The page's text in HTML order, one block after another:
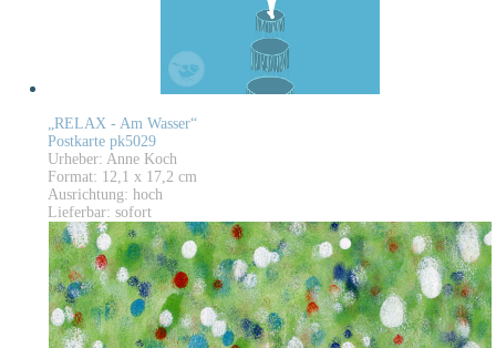
„RELAX - Am Wasser“
Postkarte pk5029
Urheber: Anne Koch
Format: 12,1 x 17,2 cm
Ausrichtung: hoch
Lieferbar: sofort